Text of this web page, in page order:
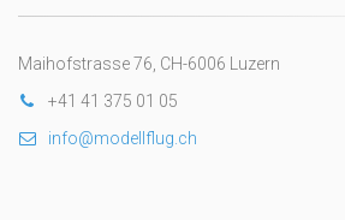
Maihofstrasse 76, CH-6006 Luzern
+41 41 375 01 05
info@modellflug.ch